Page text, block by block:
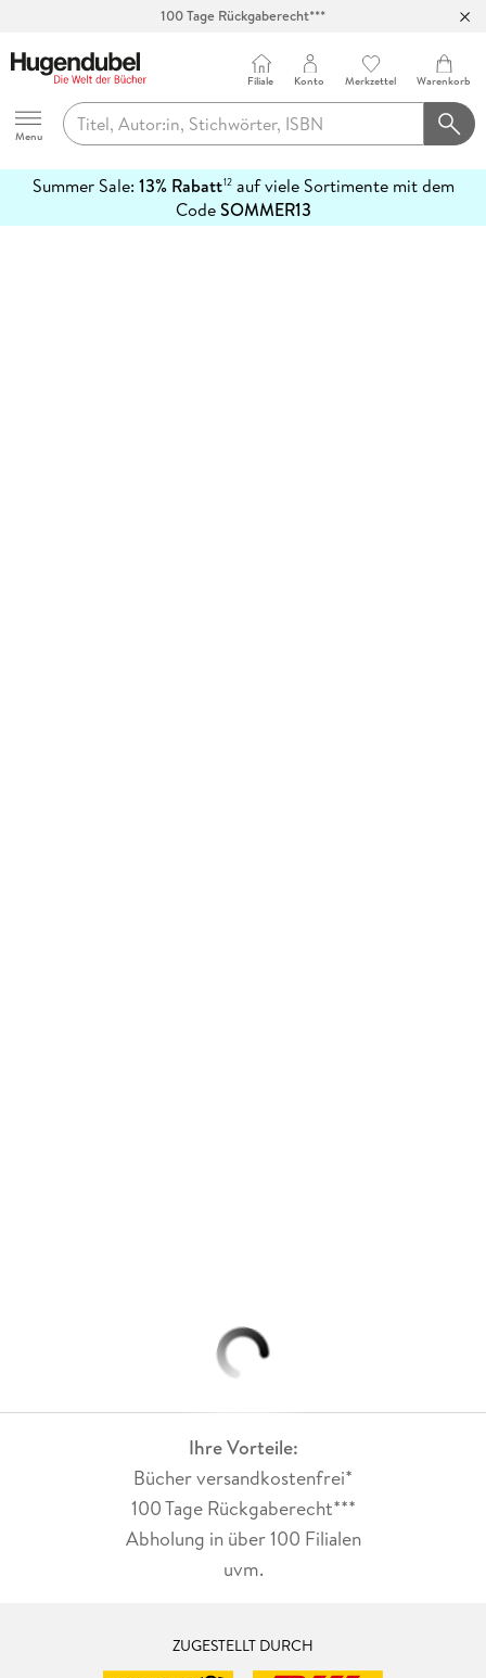
100 Tage Rückgaberecht***
Hugendubel
Menu
Filiale Konto Merkzettel Warenkorb
Summer Sale: 13% Rabatt12auf viele Sortimente mit dem
CodeSOMMER13
erfahren
Ihre Vorteile:
Bücher versandkostenfrei*
100 Tage Rückgaberecht***
Abholung in über 100 Filialen
uvm.
ZUGESTELLT DURCH